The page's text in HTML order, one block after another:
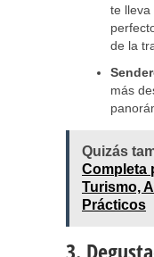
te lleva
de la
más
Quizás
Completa
Turismo,
Prácticos